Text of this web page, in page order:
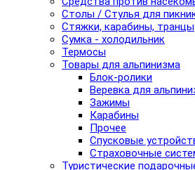
Столы / Стулья для
Стяжки, карабины, транцы
Сумка - холодильник
Термосы
Товары для альпинизма
Блок-ролики
Веревка для
Зажимы
Карабины
Прочее
Спусковые
Страховочные
Туристические